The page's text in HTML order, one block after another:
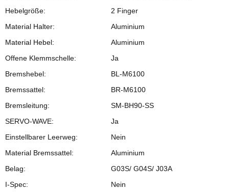
Hebelgröße:
2 Finger
Material Halter:
Aluminium
Material Hebel:
Aluminium
Offene Klemmschelle:
Ja
Bremshebel:
BL-M6100
Bremssattel:
BR-M6100
Bremsleitung:
SM-BH90-SS
SERVO-WAVE:
Ja
Einstellbarer Leerweg:
Nein
Material Bremssattel:
Aluminium
Belag:
G03S/ G04S/ J03A
I-Spec:
Nein